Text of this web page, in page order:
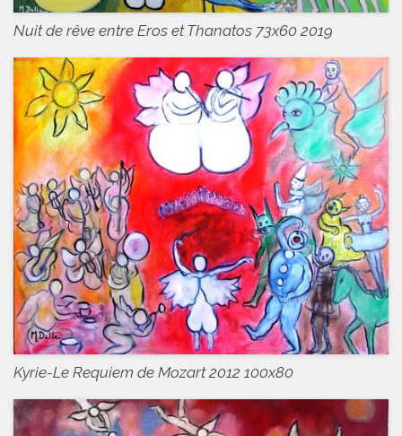
Nuit de rêve entre Eros et Thanatos 73x60 2019
Kyrie-Le Requiem de Mozart 2012 100x80